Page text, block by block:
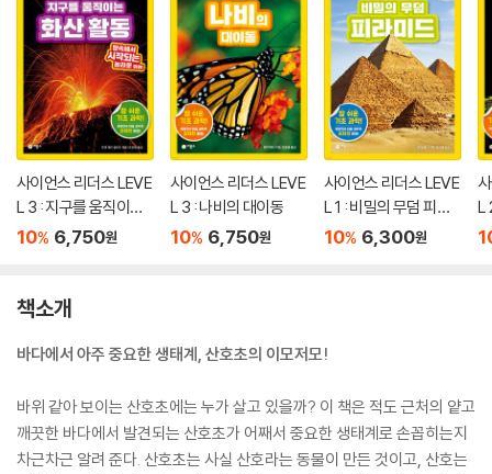
사이언스 리더스 LEVE
L 3 : 지구를 움직이는
화산 활동
10% 6,750원
사이언스 리더스 LEVE
L 3 : 나비의 대이동
10% 6,750원
사이언스 리더스 LEVE
L 1 : 비밀의 무덤 피라
미드
10% 6,300원
L
책소개
바다에서 아주 중요한 생태계, 산호초의 이모저모!
바위 같아 보이는 산호초에는 누가 살고 있을까? 이 책은 적도 근처의 얕고
깨끗한 바다에서 발견되는 산호초가 어째서 중요한 생태계로 손꼽히는지
차근차근 알려 준다. 산호초는 사실 산호라는 동물이 만든 것이고, 산호는